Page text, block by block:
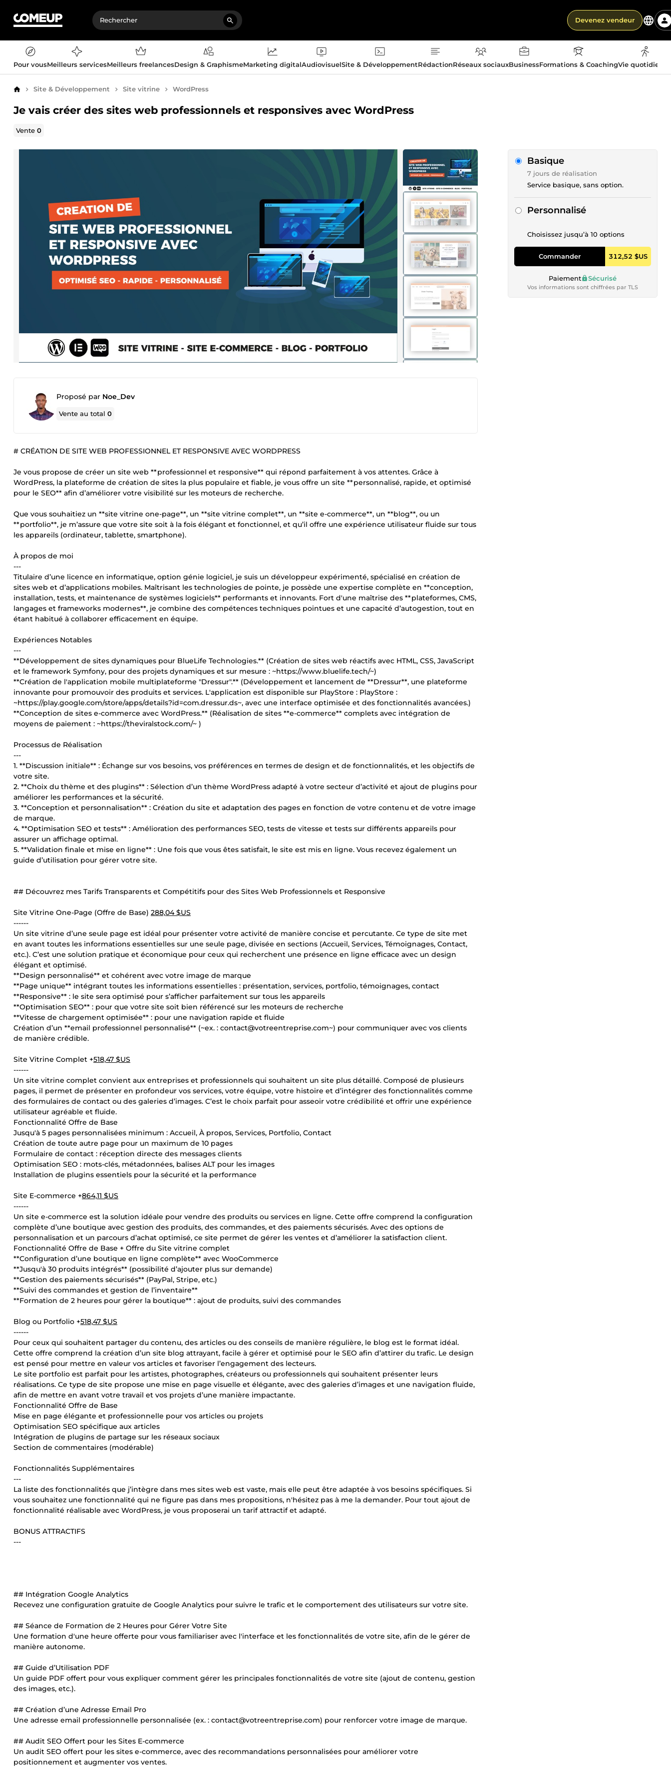
Devenez vendeur
Pour vousMeilleurs servicesMeilleurs freelancesDesign & GraphismeMarketing digitalAudiovisuelSite & DéveloppementRédactionRéseaux sociauxBusinessFormations & CoachingVie
AccueilSite & Développement Site vitrine WordPress
Je vais créer des sites web professionnels et responsives avec WordPress
Vente0
Proposé par Noe_Dev
Vente au total0
# CRÉATION DE SITE WEB PROFESSIONNEL ET RESPONSIVE AVEC WORDPRESS
Je vous propose de créer un site web **professionnel et responsive** qui répond parfaitement à vos attentes. Grâce à
WordPress, la plateforme de création de sites la plus populaire et fiable, je vous offre un site **personnalisé, rapide, et optimisé
pour le SEO** afin d’améliorer votre visibilité sur les moteurs de recherche.
Que vous souhaitiez un **site vitrine one-page**, un **site vitrine complet**, un **site e-commerce**, un **blog**, ou un
**portfolio**, je m’assure que votre site soit à la fois élégant et fonctionnel, et qu’il offre une expérience utilisateur fluide sur tous
les appareils (ordinateur, tablette, smartphone).
À propos de moi
---
Titulaire d’une licence en informatique, option génie logiciel, je suis un développeur expérimenté, spécialisé en création de
sites web et d’applications mobiles. Maîtrisant les technologies de pointe, je possède une expertise complète en **conception,
installation, tests, et maintenance de systèmes logiciels** performants et innovants. Fort d'une maîtrise des **plateformes, CMS,
langages et frameworks modernes**, je combine des compétences techniques pointues et une capacité d’autogestion, tout en
étant habitué à collaborer efficacement en équipe.
Expériences Notables
---
**Développement de sites dynamiques pour BlueLife Technologies.** (Création de sites web réactifs avec HTML, CSS, JavaScript
et le framework Symfony, pour des projets dynamiques et sur mesure : ~https://www.bluelife.tech/~)
**Création de l'application mobile multiplateforme "Dressur".** (Développement et lancement de **Dressur**, une plateforme
innovante pour promouvoir des produits et services. L'application est disponible sur PlayStore : PlayStore :
~https://play.google.com/store/apps/details?id=com.dressur.ds~, avec une interface optimisée et des fonctionnalités avancées.)
**Conception de sites e-commerce avec WordPress.** (Réalisation de sites **e-commerce** complets avec intégration de
moyens de paiement : ~https://theviralstock.com/~ )
Processus de Réalisation
---
1. **Discussion initiale** : Échange sur vos besoins, vos préférences en termes de design et de fonctionnalités, et les objectifs de
votre site.
2. **Choix du thème et des plugins** : Sélection d’un thème WordPress adapté à votre secteur d’activité et ajout de plugins pour
améliorer les performances et la sécurité.
3. **Conception et personnalisation** : Création du site et adaptation des pages en fonction de votre contenu et de votre image
de marque.
4. **Optimisation SEO et tests** : Amélioration des performances SEO, tests de vitesse et tests sur différents appareils pour
assurer un affichage optimal.
5. **Validation finale et mise en ligne** : Une fois que vous êtes satisfait, le site est mis en ligne. Vous recevez également un
guide d’utilisation pour gérer votre site.
## Découvrez mes Tarifs Transparents et Compétitifs pour des Sites Web Professionnels et Responsive
Site Vitrine One-Page (Offre de Base) 288,04 $US
------
Un site vitrine d’une seule page est idéal pour présenter votre activité de manière concise et percutante. Ce type de site met
en avant toutes les informations essentielles sur une seule page, divisée en sections (Accueil, Services, Témoignages, Contact,
etc.). C’est une solution pratique et économique pour ceux qui recherchent une présence en ligne efficace avec un design
élégant et optimisé.
**Design personnalisé** et cohérent avec votre image de marque
**Page unique** intégrant toutes les informations essentielles : présentation, services, portfolio, témoignages, contact
**Responsive** : le site sera optimisé pour s’afficher parfaitement sur tous les appareils
**Optimisation SEO** : pour que votre site soit bien référencé sur les moteurs de recherche
**Vitesse de chargement optimisée** : pour une navigation rapide et fluide
Création d’un **email professionnel personnalisé** (~ex. : contact@votreentreprise.com~) pour communiquer avec vos clients
de manière crédible.
Site Vitrine Complet +518,47 $US
------
Un site vitrine complet convient aux entreprises et professionnels qui souhaitent un site plus détaillé. Composé de plusieurs
pages, il permet de présenter en profondeur vos services, votre équipe, votre histoire et d’intégrer des fonctionnalités comme
des formulaires de contact ou des galeries d’images. C’est le choix parfait pour asseoir votre crédibilité et offrir une expérience
utilisateur agréable et fluide.
Fonctionnalité Offre de Base
Jusqu'à 5 pages personnalisées minimum : Accueil, À propos, Services, Portfolio, Contact
Création de toute autre page pour un maximum de 10 pages
Formulaire de contact : réception directe des messages clients
Optimisation SEO : mots-clés, métadonnées, balises ALT pour les images
Installation de plugins essentiels pour la sécurité et la performance
Site E-commerce +864,11 $US
------
Un site e-commerce est la solution idéale pour vendre des produits ou services en ligne. Cette offre comprend la configuration
complète d’une boutique avec gestion des produits, des commandes, et des paiements sécurisés. Avec des options de
personnalisation et un parcours d’achat optimisé, ce site permet de gérer les ventes et d’améliorer la satisfaction client.
Fonctionnalité Offre de Base + Offre du Site vitrine complet
**Configuration d’une boutique en ligne complète** avec WooCommerce
**Jusqu'à 30 produits intégrés** (possibilité d’ajouter plus sur demande)
**Gestion des paiements sécurisés** (PayPal, Stripe, etc.)
**Suivi des commandes et gestion de l’inventaire**
**Formation de 2 heures pour gérer la boutique** : ajout de produits, suivi des commandes
Blog ou Portfolio +518,47 $US
------
Pour ceux qui souhaitent partager du contenu, des articles ou des conseils de manière régulière, le blog est le format idéal.
Cette offre comprend la création d’un site blog attrayant, facile à gérer et optimisé pour le SEO afin d’attirer du trafic. Le design
est pensé pour mettre en valeur vos articles et favoriser l’engagement des lecteurs.
Le site portfolio est parfait pour les artistes, photographes, créateurs ou professionnels qui souhaitent présenter leurs
réalisations. Ce type de site propose une mise en page visuelle et élégante, avec des galeries d’images et une navigation fluide,
afin de mettre en avant votre travail et vos projets d’une manière impactante.
Fonctionnalité Offre de Base
Mise en page élégante et professionnelle pour vos articles ou projets
Optimisation SEO spécifique aux articles
Intégration de plugins de partage sur les réseaux sociaux
Section de commentaires (modérable)
Fonctionnalités Supplémentaires
---
La liste des fonctionnalités que j’intègre dans mes sites web est vaste, mais elle peut être adaptée à vos besoins spécifiques. Si
vous souhaitez une fonctionnalité qui ne figure pas dans mes propositions, n'hésitez pas à me la demander. Pour tout ajout de
fonctionnalité réalisable avec WordPress, je vous proposerai un tarif attractif et adapté.
BONUS ATTRACTIFS
---
## Intégration Google Analytics
Recevez une configuration gratuite de Google Analytics pour suivre le trafic et le comportement des utilisateurs sur votre site.
## Séance de Formation de 2 Heures pour Gérer Votre Site
Une formation d'une heure offerte pour vous familiariser avec l'interface et les fonctionnalités de votre site, afin de le gérer de
manière autonome.
## Guide d’Utilisation PDF
Un guide PDF offert pour vous expliquer comment gérer les principales fonctionnalités de votre site (ajout de contenu, gestion
des images, etc.).
## Création d’une Adresse Email Pro
Une adresse email professionnelle personnalisée (ex. : contact@votreentreprise.com) pour renforcer votre image de marque.
## Audit SEO Offert pour les Sites E-commerce
Un audit SEO offert pour les sites e-commerce, avec des recommandations personnalisées pour améliorer votre
positionnement et augmenter vos ventes.
Basique
7 jours de réalisation
Service basique, sans option.
Personnalisé
Choisissez jusqu’à 10 options
Commander 312,52 $US
Paiement Sécurisé
Vos informations sont chiffrées par TLS